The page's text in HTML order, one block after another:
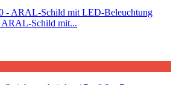
ARAL-Schild mit...